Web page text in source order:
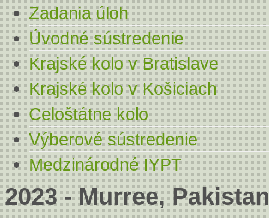
Zadania úloh
Úvodné sústredenie
Krajské kolo v Bratislave
Krajské kolo v Košiciach
Celoštátne kolo
Výberové sústredenie
Medzinárodné IYPT
2023 - Murree, Pakistan